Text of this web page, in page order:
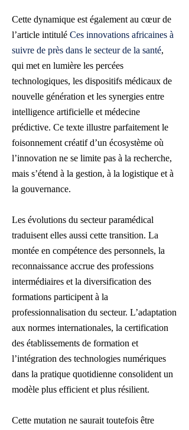
Cette dynamique est également au cœur de
l’article intitulé Ces innovations africaines à
suivre de près dans le secteur de la santé,
qui met en lumière les percées
technologiques, les dispositifs médicaux de
nouvelle génération et les synergies entre
intelligence artificielle et médecine
prédictive. Ce texte illustre parfaitement le
foisonnement créatif d’un écosystème où
l’innovation ne se limite pas à la recherche,
mais s’étend à la gestion, à la logistique et à
la gouvernance.
Les évolutions du secteur paramédical
traduisent elles aussi cette transition. La
montée en compétence des personnels, la
reconnaissance accrue des professions
intermédiaires et la diversification des
formations participent à la
professionnalisation du secteur. L’adaptation
aux normes internationales, la certification
des établissements de formation et
l’intégration des technologies numériques
dans la pratique quotidienne consolident un
modèle plus efficient et plus résilient.
Cette mutation ne saurait toutefois être